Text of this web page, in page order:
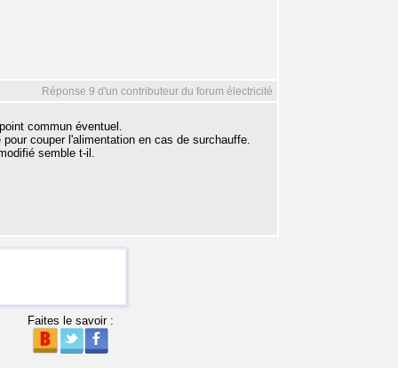
Réponse 9 d'un contributeur du forum électricité
commun éventuel.
couper l'alimentation en cas de surchauffe.
semble t-il.
Faites le savoir :